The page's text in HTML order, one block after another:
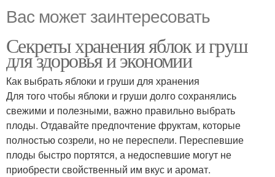
Вас может заинтересовать
Секреты хранения яблок и груш
для здоровья и экономии
Как выбрать яблоки и груши для хранения
Для того чтобы яблоки и груши долго сохранялись
свежими и полезными, важно правильно выбрать
плоды. Отдавайте предпочтение фруктам, которые
полностью созрели, но не переспели. Переспевшие
плоды быстро портятся, а недоспевшие могут не
приобрести свойственный им вкус и аромат.